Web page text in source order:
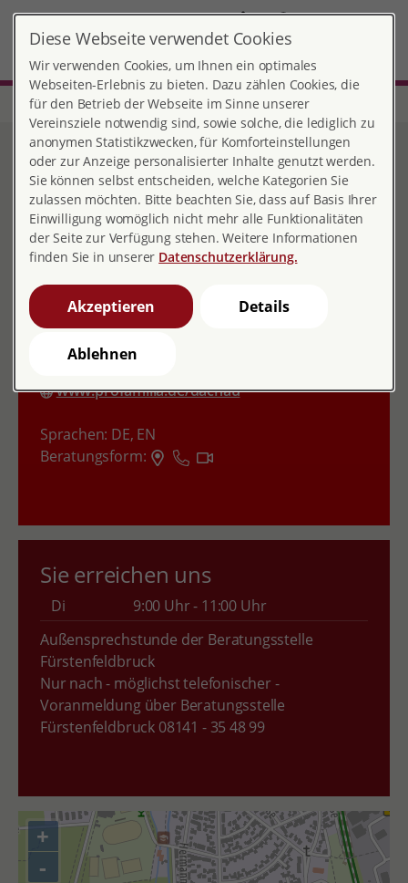
DE EN
Home Dachau
Beratungsstelle Dachau
+
-
Kontakt
Aurikelweg 2 im Kinderschutz e.V.
85221 Dachau
08141 354899
www.profamilia.de/dachau
Sprachen: DE, EN
Beratungsform:
Sie erreichen uns
Di
9:00 Uhr - 11:00 Uhr
Außensprechstunde der Beratungsstelle
Fürstenfeldbruck
Nur nach - möglichst telefonischer -
Voranmeldung über Beratungsstelle
Fürstenfeldbruck 08141 - 35 48 99
Diese Webseite verwendet Cookies
Wir verwenden Cookies, um Ihnen ein optimales
Webseiten-Erlebnis zu bieten. Dazu zählen Cookies, die
für den Betrieb der Webseite im Sinne unserer
Vereinsziele notwendig sind, sowie solche, die lediglich zu
anonymen Statistikzwecken, für Komforteinstellungen
oder zur Anzeige personalisierter Inhalte genutzt werden.
Sie können selbst entscheiden, welche Kategorien Sie
zulassen möchten. Bitte beachten Sie, dass auf Basis Ihrer
Einwilligung womöglich nicht mehr alle Funktionalitäten
der Seite zur Verfügung stehen. Weitere Informationen
finden Sie in unserer Datenschutzerklärung.
Akzeptieren Details
Ablehnen